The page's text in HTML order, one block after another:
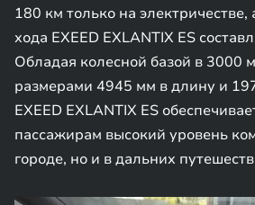
180 км только на
хода EXEED EXLANTIX ES
Обладая колесной базой в 3000
размерами 4945 мм в длину и
EXEED EXLANTIX ES
пассажирам высокий уровень
городе, но и в дальних